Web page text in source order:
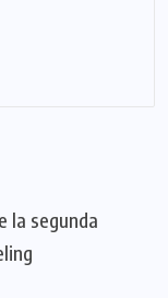
la segunda